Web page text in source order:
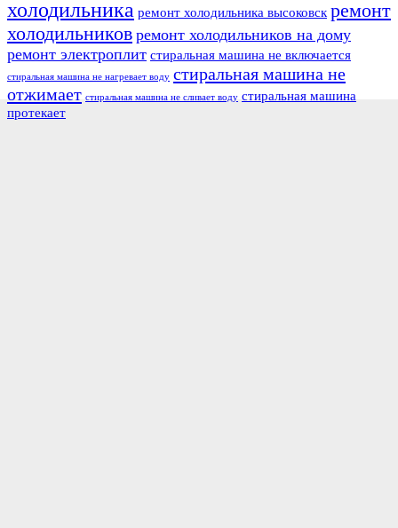
холодильника ремонт холодильника высоковск ремонт
холодильников ремонт холодильников на дому
ремонт электроплит стиральная машина не включается
стиральная машина не нагревает воду стиральная машина не
отжимает стиральная машина не сливает воду стиральная машина
протекает